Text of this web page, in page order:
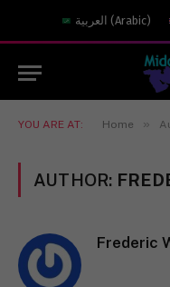
العربية (Arabic)
YOU ARE AT: Home »
AUTHOR:
Frederic